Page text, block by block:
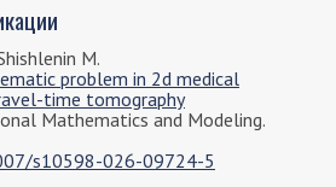
M.
problem in 2d medical
time tomography
Mathematics and Modeling.
s10598-026-09724-5